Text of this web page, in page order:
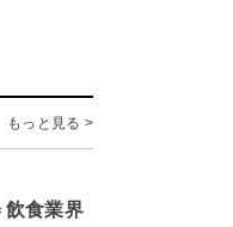
もっと見る >
飲食業界